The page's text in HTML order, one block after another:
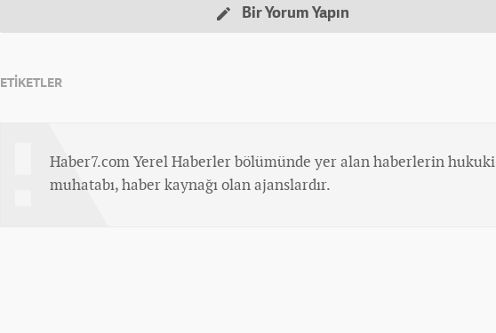
Bir Yorum Yapın
ETİKETLER
Haber7.com Yerel Haberler bölümünde yer alan haberlerin hukuki
muhatabı, haber kaynağı olan ajanslardır.